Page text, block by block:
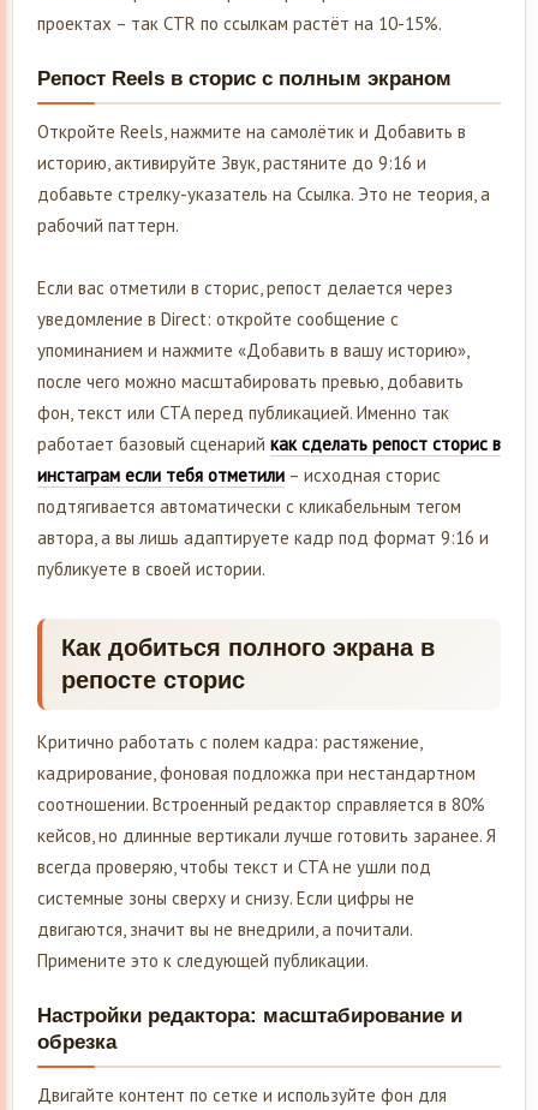
проектах – так CTR по ссылкам растёт на 10-15%.
Репост Reels в сторис с полным экраном
Откройте Reels, нажмите на самолётик и Добавить в
историю, активируйте Звук, растяните до 9:16 и
добавьте стрелку-указатель на Ссылка. Это не теория, а
рабочий паттерн.
Если вас отметили в сторис, репост делается через
уведомление в Direct: откройте сообщение с
упоминанием и нажмите «Добавить в вашу историю»,
после чего можно масштабировать превью, добавить
фон, текст или CTA перед публикацией. Именно так
работает базовый сценарий как сделать репост сторис в
инстаграм если тебя отметили – исходная сторис
подтягивается автоматически с кликабельным тегом
автора, а вы лишь адаптируете кадр под формат 9:16 и
публикуете в своей истории.
Как добиться полного экрана в
репосте сторис
Критично работать с полем кадра: растяжение,
кадрирование, фоновая подложка при нестандартном
соотношении. Встроенный редактор справляется в 80%
кейсов, но длинные вертикали лучше готовить заранее. Я
всегда проверяю, чтобы текст и CTA не ушли под
системные зоны сверху и снизу. Если цифры не
двигаются, значит вы не внедрили, а почитали.
Примените это к следующей публикации.
Настройки редактора: масштабирование и
обрезка
Двигайте контент по сетке и используйте фон для